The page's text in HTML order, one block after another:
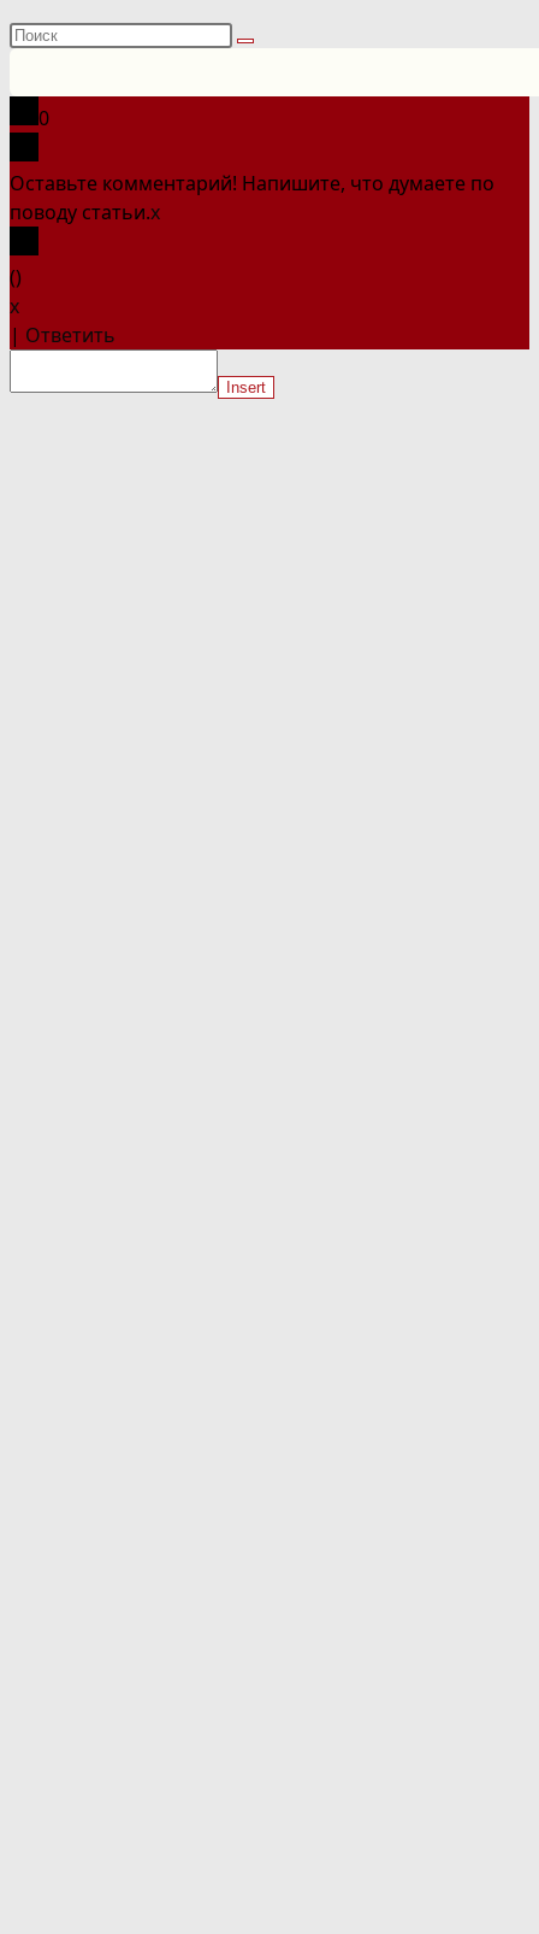
Поиск
сайте
0
Оставьте комментарий! Напишите, что думаете по
поводу статьи.x
()
x
| Ответить
Insert